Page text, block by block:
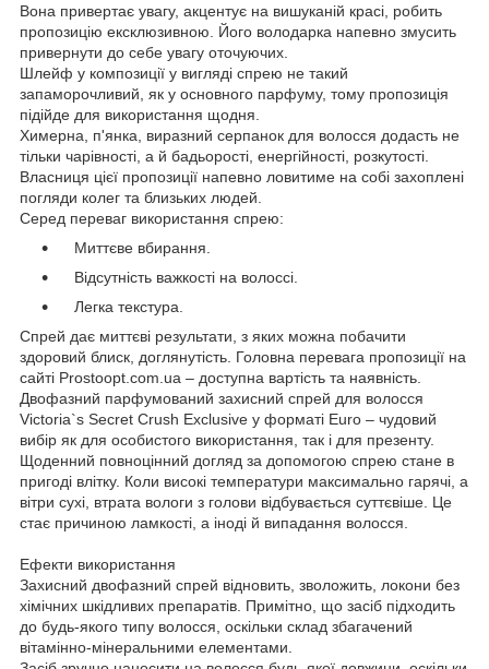
Вона привертає увагу, акцентує на вишуканій красі, робить
пропозицію ексклюзивною. Його володарка напевно змусить
привернути до себе увагу оточуючих.
Шлейф у композиції у вигляді спрею не такий
запаморочливий, як у основного парфуму, тому пропозиція
підійде для використання щодня.
Химерна, п'янка, виразний серпанок для волосся додасть не
тільки чарівності, а й бадьорості, енергійності, розкутості.
Власниця цієї пропозиції напевно ловитиме на собі захоплені
погляди колег та близьких людей.
Серед переваг використання спрею:
Миттєве вбирання.
Відсутність важкості на волоссі.
Легка текстура.
Спрей дає миттєві результати, з яких можна побачити
здоровий блиск, доглянутість. Головна перевага пропозиції на
сайті Prostoopt.com.ua – доступна вартість та наявність.
Двофазний парфумований захисний спрей для волосся
Victoria`s Secret Crush Exclusive у форматі Euro – чудовий
вибір як для особистого використання, так і для презенту.
Щоденний повноцінний догляд за допомогою спрею стане в
пригоді влітку. Коли високі температури максимально гарячі, а
вітри сухі, втрата вологи з голови відбувається суттєвіше. Це
стає причиною ламкості, а іноді й випадання волосся.
Ефекти використання
Захисний двофазний спрей відновить, зволожить, локони без
хімічних шкідливих препаратів. Примітно, що засіб підходить
до будь-якого типу волосся, оскільки склад збагачений
вітамінно-мінеральними елементами.